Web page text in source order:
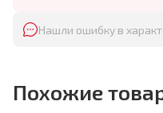
Нашли ошибку в
Похожие